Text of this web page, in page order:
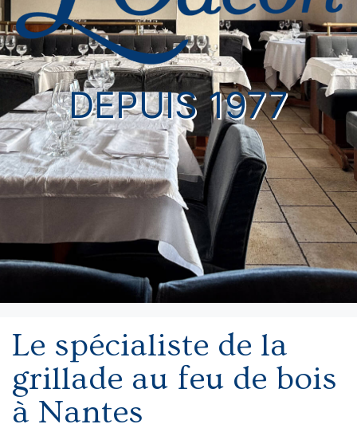
DEPUIS 1977
Le spécialiste de la
grillade au feu de bois
à Nantes